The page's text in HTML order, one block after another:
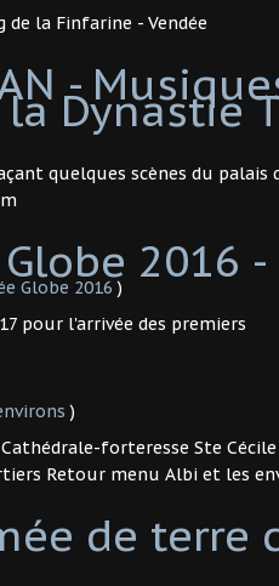
de la Finfarine - Vendée
-
Dynastie
quelques scènes du palais
2016
Globe 2016 )
pour l'arrivée des premiers
)
forteresse Ste
Retour menu Albi et les
de terre